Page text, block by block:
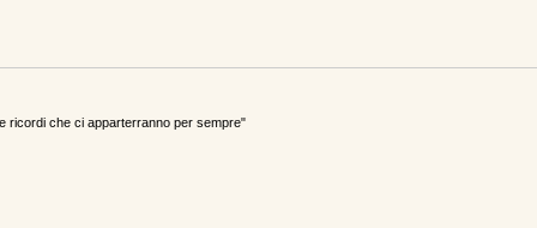
ricordi che ci apparterranno per sempre"